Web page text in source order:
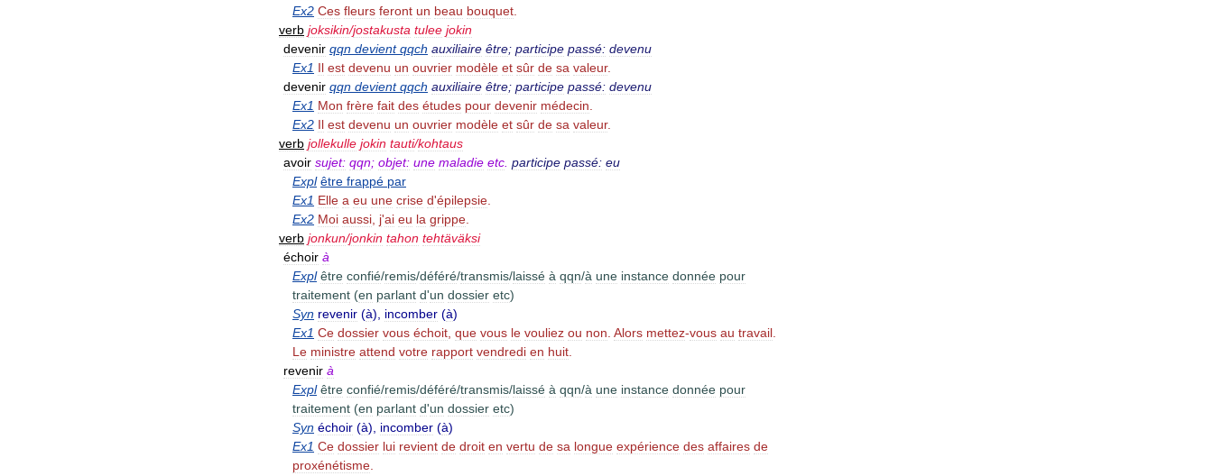
Ex2 Ces fleurs feront un beau bouquet
verb joksikin/jostakusta tulee jokin
devenir qqn devient qqch auxiliaire être; participe passé: devenu
Ex1 Il est devenu un ouvrier modèle et sûr de sa valeur.
devenir qqn devient qqch auxiliaire être; participe passé: devenu
Ex1 Mon frère fait des études pour devenir médecin
Ex2 Il est devenu un ouvrier modèle et sûr de sa valeur.
verb jollekulle jokin tauti/kohtaus
avoir sujet: qqn; objet: une maladie etc participe passé: eu
Expl être frappé par
Ex1 Elle a eu une crise d'épilepsie
Ex2 Moi aussi j'ai eu la grippe
verb jonkun/jonkin tahon tehtäväksi
échoir à
Expl être confié/remis/déféré/transmis/laissé à qqn/à une instance donnée pour
traitement (en parlant d'un dossier etc)
Syn revenir (à), incomber (à)
Ex1 Ce dossier vous échoit que vous le vouliez ou non Alors mettez-vous au travail
Le ministre attend votre rapport vendredi en huit
revenir à
Expl être confié/remis/déféré/transmis/laissé à qqn/à une instance donnée pour
traitement (en parlant d'un dossier etc)
Syn échoir (à), incomber (à)
Ex1 Ce dossier lui revient de droit en vertu de sa longue expérience des affaires de
proxénétisme